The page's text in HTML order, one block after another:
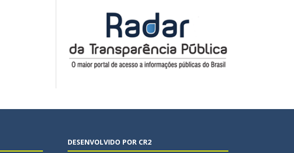
DESENVOLVIDO POR CR2